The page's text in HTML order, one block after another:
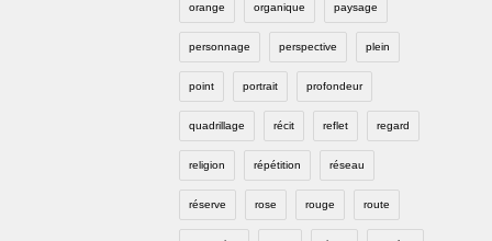
orange organique paysage
personnage perspective plein
point portrait profondeur
quadrillage récit reflet regard
religion répétition réseau
réserve rose rouge route